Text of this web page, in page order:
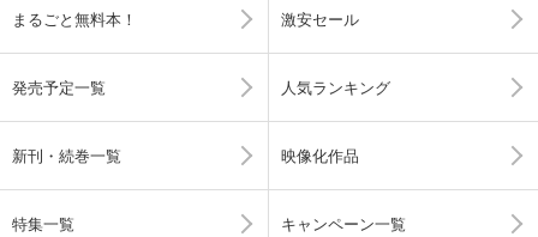
まるごと無料本！ 激安セール
発売予定一覧 人気ランキング
新刊・続巻一覧 映像化作品
特集一覧 キャンペーン一覧